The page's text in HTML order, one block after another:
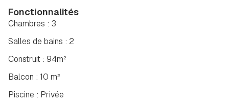
Fonctionnalités
Salles de bains : 2
Construit : 94m²
Chambres : 3
Balcon : 10 m²
Piscine : Privée